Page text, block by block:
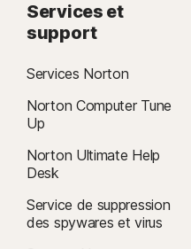
Services et
support
Services Norton
Norton Computer Tune
Up
Norton Ultimate Help
Desk
Service de suppression
des spywares et virus